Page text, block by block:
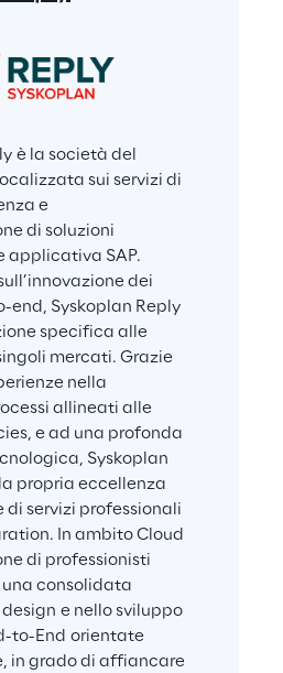
è la società del
sui servizi di
e
di soluzioni
applicativa SAP.
dei
end, Syskoplan Reply
specifica alle
mercati. Grazie
nella
allineati alle
e ad una profonda
Syskoplan
propria eccellenza
di servizi professionali
In ambito Cloud
di professionisti
consolidata
e nello sviluppo
to-End orientate
in grado di affiancare